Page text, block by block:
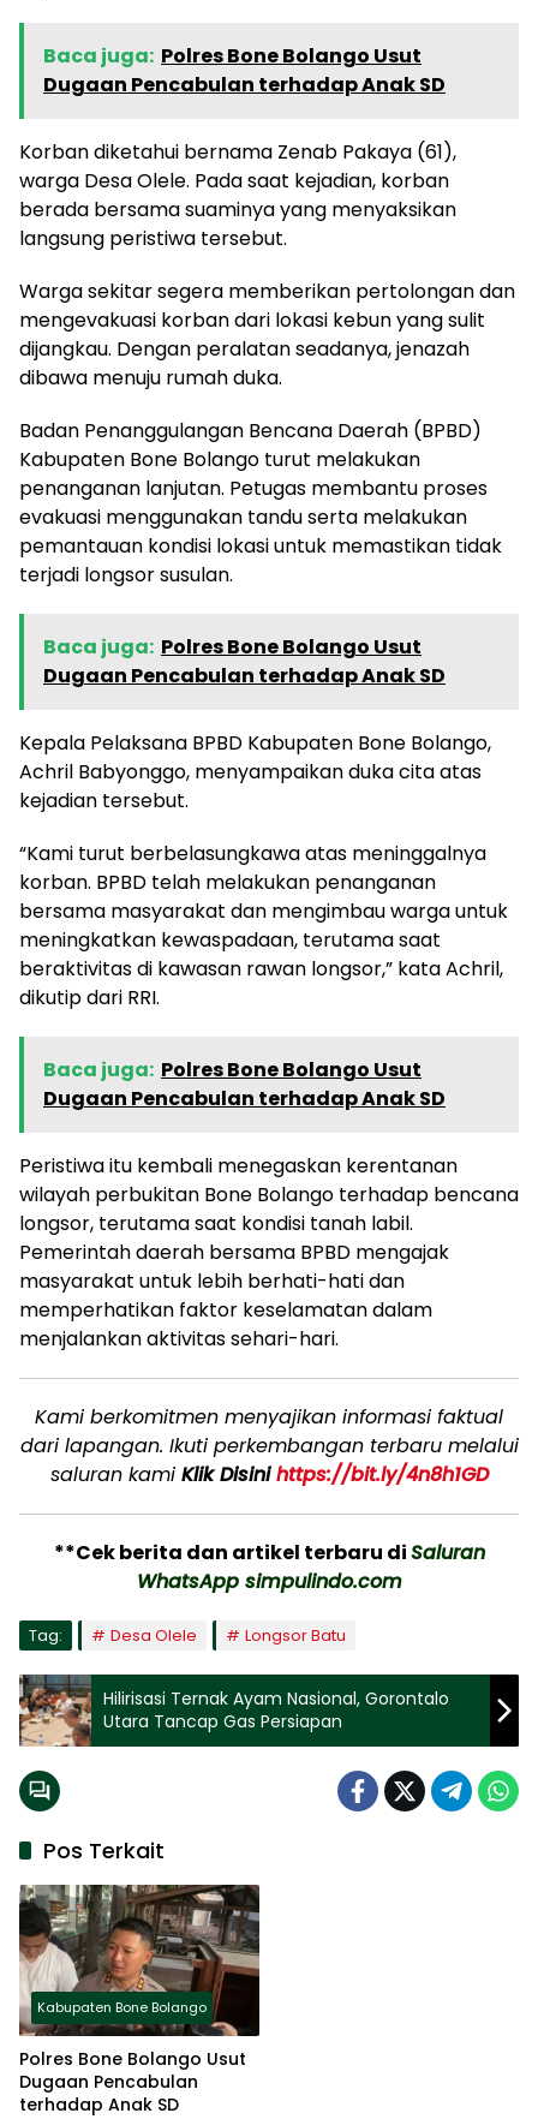
Baca juga: Polres Bone Bolango Usut
Dugaan Pencabulan terhadap Anak SD
Korban diketahui bernama Zenab Pakaya (61),
warga Desa Olele. Pada saat kejadian, korban
berada bersama suaminya yang menyaksikan
langsung peristiwa tersebut.
Warga sekitar segera memberikan pertolongan dan
mengevakuasi korban dari lokasi kebun yang sulit
dijangkau. Dengan peralatan seadanya, jenazah
dibawa menuju rumah duka.
Badan Penanggulangan Bencana Daerah (BPBD)
Kabupaten Bone Bolango turut melakukan
penanganan lanjutan. Petugas membantu proses
evakuasi menggunakan tandu serta melakukan
pemantauan kondisi lokasi untuk memastikan tidak
terjadi longsor susulan.
Baca juga: Polres Bone Bolango Usut
Dugaan Pencabulan terhadap Anak SD
Kepala Pelaksana BPBD Kabupaten Bone Bolango,
Achril Babyonggo, menyampaikan duka cita atas
kejadian tersebut.
“Kami turut berbelasungkawa atas meninggalnya
korban. BPBD telah melakukan penanganan
bersama masyarakat dan mengimbau warga untuk
meningkatkan kewaspadaan, terutama saat
beraktivitas di kawasan rawan longsor,” kata Achril,
dikutip dari RRI.
Baca juga: Polres Bone Bolango Usut
Dugaan Pencabulan terhadap Anak SD
Peristiwa itu kembali menegaskan kerentanan
wilayah perbukitan Bone Bolango terhadap bencana
longsor, terutama saat kondisi tanah labil.
Pemerintah daerah bersama BPBD mengajak
masyarakat untuk lebih berhati-hati dan
memperhatikan faktor keselamatan dalam
menjalankan aktivitas sehari-hari.
Kami berkomitmen menyajikan informasi faktual
dari lapangan. Ikuti perkembangan terbaru melalui
saluran kami Klik Disinihttps://bit.ly/4n8h1GD
**Cek berita dan artikel terbaru diSaluran
WhatsApp simpulindo.com
Tag: Desa Olele Longsor Batu
Hilirisasi Ternak Ayam Nasional, Gorontalo
Utara Tancap Gas Persiapan
Pos Terkait
Kabupaten Bone Bolango
Polres Bone Bolango Usut
Dugaan Pencabulan
terhadap Anak SD